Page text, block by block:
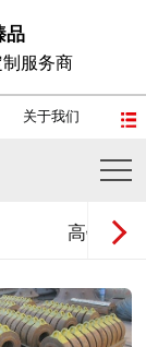
品
服务商
关于我们
高锰钢